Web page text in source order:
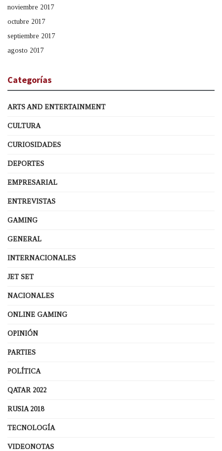
noviembre 2017
octubre 2017
septiembre 2017
agosto 2017
Categorías
ARTS AND ENTERTAINMENT
CULTURA
CURIOSIDADES
DEPORTES
EMPRESARIAL
ENTREVISTAS
GAMING
GENERAL
INTERNACIONALES
JET SET
NACIONALES
ONLINE GAMING
OPINIÓN
PARTIES
POLÍTICA
QATAR 2022
RUSIA 2018
TECNOLOGÍA
VIDEONOTAS